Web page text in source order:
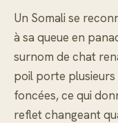
Un Somali se
à sa queue en
surnom de chat
poil porte
foncées, ce qui
reflet changeant